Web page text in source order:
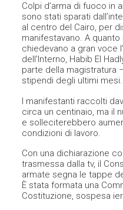
Colpi d’arma di fuoco in
sono stati sparati
al centro del Cairo, per
manifestavano. A
chiedevano a gran voce
dell’Interno, Habib El
parte della magistratura
stipendi degli ultimi mesi.
I manifestanti raccolti
circa un centinaio, ma il
e solleciterebbero
condizioni di lavoro.
Con una dichiarazione
trasmessa dalla tv, il
armate segna le tappe
È stata formata una
Costituzione, sospesa